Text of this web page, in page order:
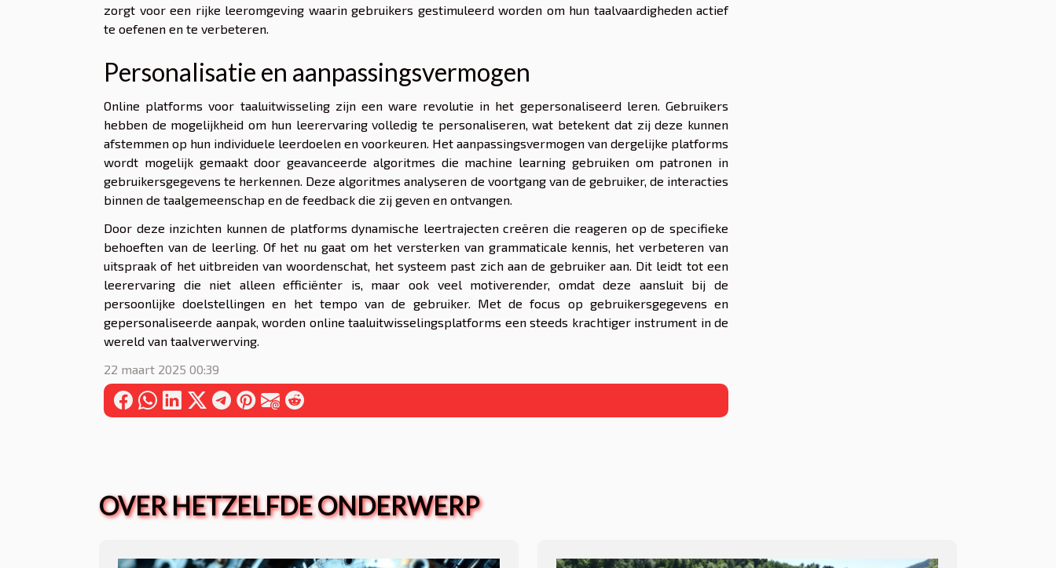
zorgt voor een rijke leeromgeving waarin gebruikers gestimuleerd worden om hun taalvaardigheden actief
te oefenen en te verbeteren.
Personalisatie en aanpassingsvermogen
Online platforms voor taaluitwisseling zijn een ware revolutie in het gepersonaliseerd leren. Gebruikers
hebben de mogelijkheid om hun leerervaring volledig te personaliseren, wat betekent dat zij deze kunnen
afstemmen op hun individuele leerdoelen en voorkeuren. Het aanpassingsvermogen van dergelijke platforms
wordt mogelijk gemaakt door geavanceerde algoritmes die machine learning gebruiken om patronen in
gebruikersgegevens te herkennen. Deze algoritmes analyseren de voortgang van de gebruiker, de interacties
binnen de taalgemeenschap en de feedback die zij geven en ontvangen.
Door deze inzichten kunnen de platforms dynamische leertrajecten creëren die reageren op de specifieke
behoeften van de leerling. Of het nu gaat om het versterken van grammaticale kennis, het verbeteren van
uitspraak of het uitbreiden van woordenschat, het systeem past zich aan de gebruiker aan. Dit leidt tot een
leerervaring die niet alleen efficiënter is, maar ook veel motiverender, omdat deze aansluit bij de
persoonlijke doelstellingen en het tempo van de gebruiker. Met de focus op gebruikersgegevens en
gepersonaliseerde aanpak, worden online taaluitwisselingsplatforms een steeds krachtiger instrument in de
wereld van taalverwerving.
22 maart 2025 00:39
OVER HETZELFDE ONDERWERP